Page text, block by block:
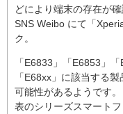
どにより端末の存在が
SNS Weibo にて「
ク。
「E6833」「E6853」
「E68xx」に該当する
可能性があるようです。
表のシリーズスマート